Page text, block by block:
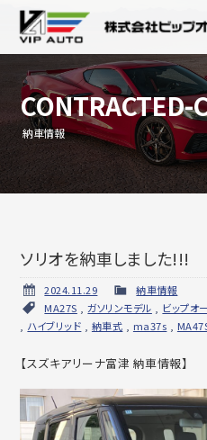
CONTRACTED-
納車情報
ソリオを納車しました!!!
2024.11.29
納車情報
MA27S ,ガソリンモデル ビップオ
ハイブリッド 納車式 ma37s
【スズキアリーナ富津 納車情報】